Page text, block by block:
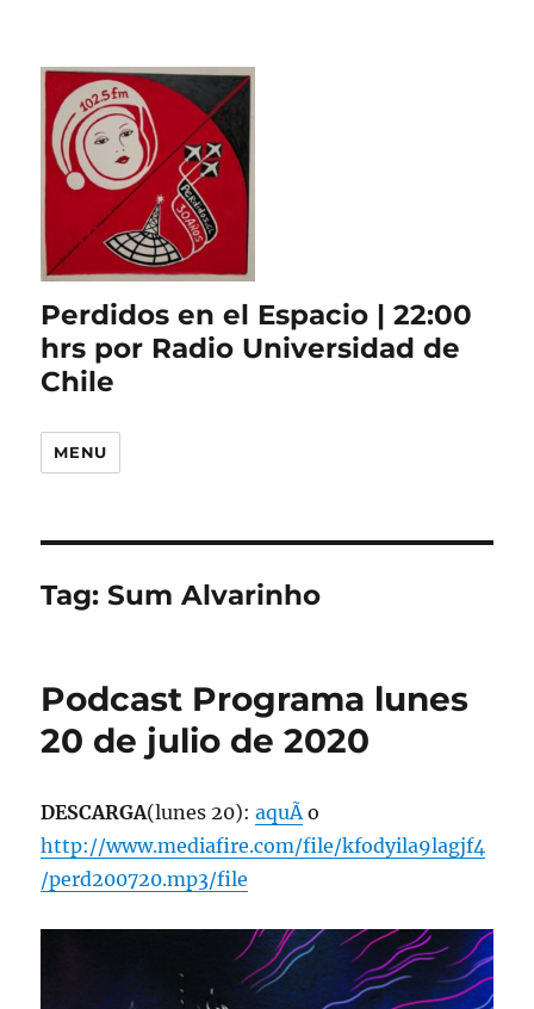
Perdidos en el Espacio | 22:00
hrs por Radio Universidad de
Chile
MENU
Tag:Sum Alvarinho
Podcast Programa lunes
20 de julio de 2020
DESCARGA(lunes 20):aquÃ­o
http://www.mediafire.com/file/kfodyila9lagjf4
/perd200720.mp3/file